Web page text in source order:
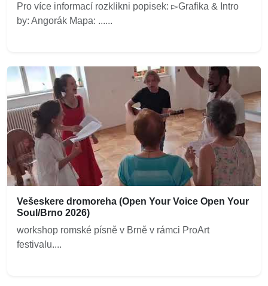
Pro více informací rozklikni popisek: ▻Grafika & Intro
by: Angorák Mapa: ......
Vešeskere dromoreha (Open Your Voice Open Your
Soul/Brno 2026)
workshop romské písně v Brně v rámci ProArt
festivalu....